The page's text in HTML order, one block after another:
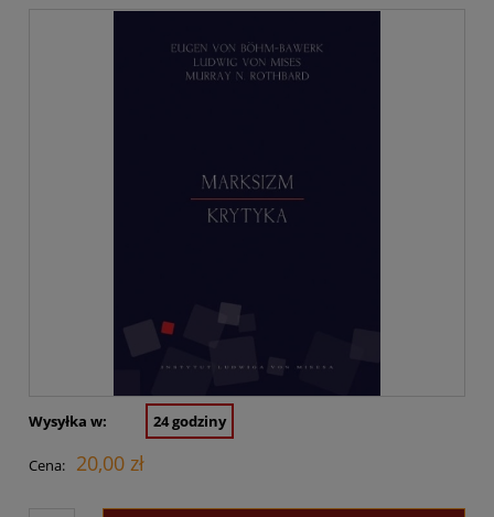
Wysyłka w: 24 godziny
Cena: 20,00 zł